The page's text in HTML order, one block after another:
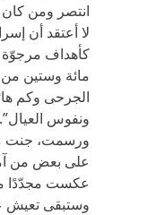
انتصر ومن كان
لا أعتقد أن
كأهداف مرجوّة
مائة وستين
الجرحى وكم
ونفوس
ورسمت، جنت
على بعض من
عكست مجدّدًا
وستبقى تعيش